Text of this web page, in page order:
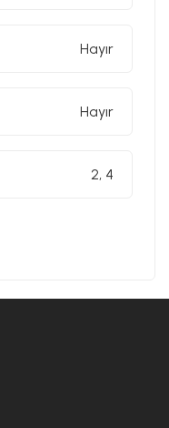
Hayır
Hayır
2, 4